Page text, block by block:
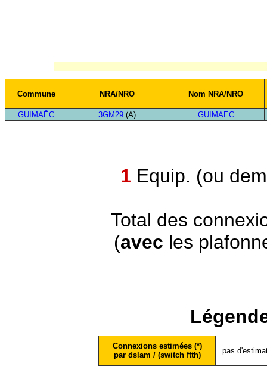
Commune NRA/NRO Nom NRA/NRO
GUIMAËC 3GM29 (A) GUIMAEC
1 Equip. (ou
Total des
(avec les
Connexions estimées (*)
par dslam / (switch ftth)
pas